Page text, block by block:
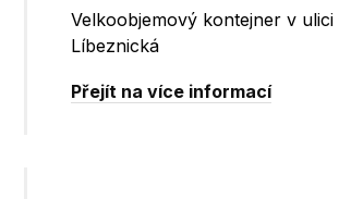
Velkoobjemový kontejner v ulici
Líbeznická
Přejít na více informací